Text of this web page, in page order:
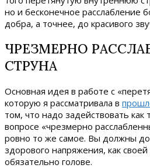
но и бесконечное расслабление
добра, а точнее, до красивого
ЧРЕЗМЕРНО
СТРУНА
Основная идея в работе с
которую я рассматривала в
том, что надо задействовать как
вопросе «чрезмерно
ровно то же самое. Вы должны
здорового напряжения, как
обязательно голове.